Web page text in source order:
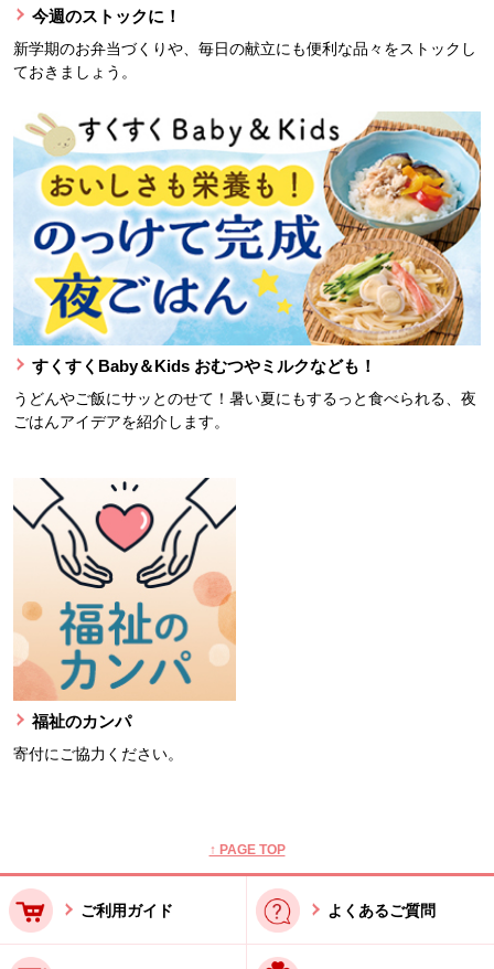
今週のストックに！
新学期のお弁当づくりや、毎日の献立にも便利な品々をストックし
ておきましょう。
すくすくBaby＆Kids おむつやミルクなども！
うどんやご飯にサッとのせて！暑い夏にもするっと食べられる、夜
ごはんアイデアを紹介します。
福祉のカンパ
寄付にご協力ください。
↑ PAGE TOP
ご利用ガイド よくあるご質問